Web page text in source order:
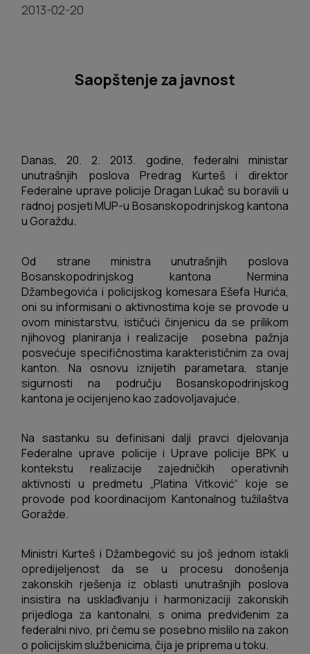
2013-02-20
Saopštenje za javnost
Danas, 20. 2. 2013. godine, federalni ministar
unutrašnjih poslova Predrag Kurteš i direktor
Federalne uprave policije Dragan Lukač su boravili u
radnoj posjeti MUP-u Bosanskopodrinjskog kantona
u Goraždu.
Od strane ministra unutrašnjih poslova
Bosanskopodrinjskog kantona Nermina
Džambegovića i policijskog komesara Ešefa Hurića,
oni su informisani o aktivnostima koje se provode u
ovom ministarstvu, ističući činjenicu da se prilikom
njihovog planiranja i realizacije posebna pažnja
posvećuje specifičnostima karakterističnim za ovaj
kanton. Na osnovu iznijetih parametara, stanje
sigurnosti na području Bosanskopodrinjskog
kantona je ocijenjeno kao zadovoljavajuće.
Na sastanku su definisani dalji pravci djelovanja
Federalne uprave policije i Uprave policije BPK u
kontekstu realizacije zajedničkih operativnih
aktivnosti u predmetu „Platina Vitković“ koje se
provode pod koordinacijom Kantonalnog tužilaštva
Goražde.
Ministri Kurteš i Džambegović su još jednom istakli
opredijeljenost da se u procesu donošenja
zakonskih rješenja iz oblasti unutrašnjih poslova
insistira na usklađivanju i harmonizaciji zakonskih
prijedloga za kantonalni, s onima predviđenim za
federalni nivo, pri čemu se posebno mislilo na zakon
o policijskim službenicima, čija je priprema u toku.